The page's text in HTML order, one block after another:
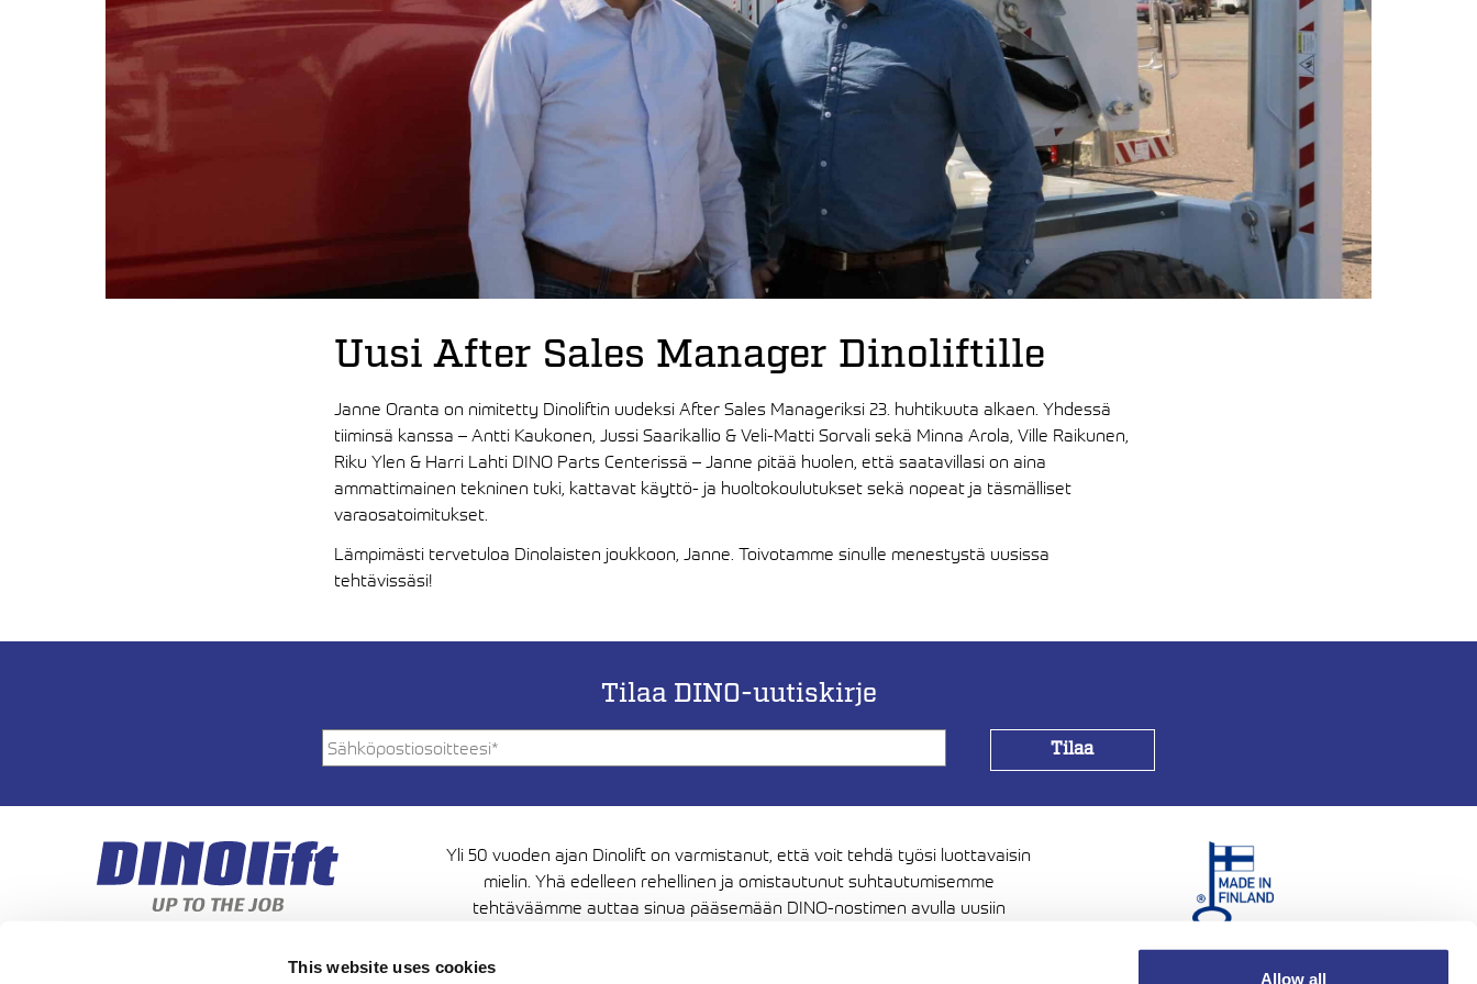
This website uses cookies
Allow all
Uusi After Sales Manager Dinoliftille
Janne Oranta on nimitetty Dinoliftin uudeksi After Sales Manageriksi 23. huhtikuuta alkaen. Yhdessä
tiiminsä kanssa – Antti Kaukonen, Jussi Saarikallio & Veli-Matti Sorvali sekä Minna Arola, Ville Raikunen,
Riku Ylen & Harri Lahti DINO Parts Centerissä – Janne pitää huolen, että saatavillasi on aina
ammattimainen tekninen tuki, kattavat käyttö- ja huoltokoulutukset sekä nopeat ja täsmälliset
varaosatoimitukset.
Lämpimästi tervetuloa Dinolaisten joukkoon, Janne. Toivotamme sinulle menestystä uusissa
tehtävissäsi!
Tilaa DINO-uutiskirje
Yli 50 vuoden ajan Dinolift on varmistanut, että voit tehdä työsi luottavaisin
mielin. Yhä edelleen rehellinen ja omistautunut suhtautumisemme
tehtäväämme auttaa sinua pääsemään DINO-nostimen avulla uusiin